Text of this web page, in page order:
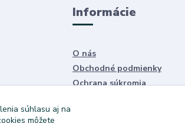
Informácie
O nás
Obchodné podmienky
Ochrana súkromia
súhlasu aj na
môžete